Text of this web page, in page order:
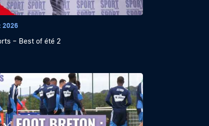
2026
– Best of été 2